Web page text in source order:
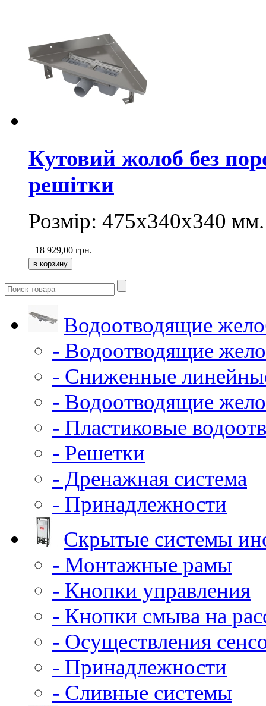
Кутовий жолоб без
решітки
Розмір: 475х340х340 мм.
18 929,00 грн.
Водоотводящие
- Водоотводящие
- Сниженные
- Водоотводящие
- Пластиковые
- Решетки
- Дренажная система
- Принадлежности
Скрытые системы
- Монтажные рамы
- Кнопки управления
- Кнопки смыва на
- Осуществления
- Принадлежности
- Сливные системы